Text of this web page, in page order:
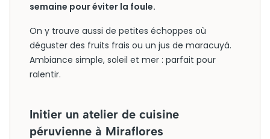
semaine pour éviter la foule.
On y trouve aussi de petites échoppes où
déguster des fruits frais ou un jus de maracuyá.
Ambiance simple, soleil et mer : parfait pour
ralentir.
Initier un atelier de cuisine
péruvienne à Miraflores